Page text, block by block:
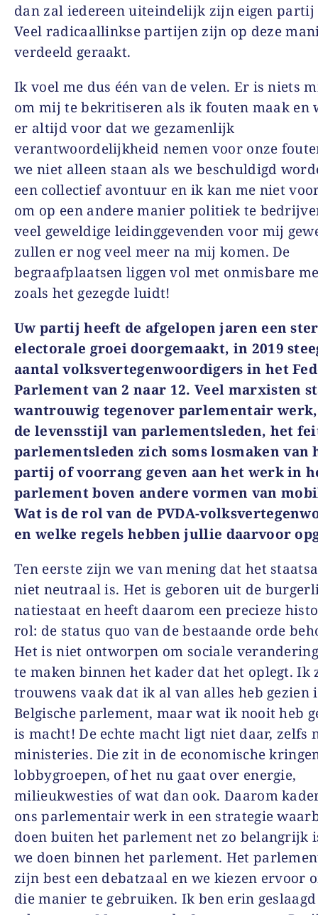
dan zal iedereen uiteindelijk zijn eigen partij
Veel radicaallinkse partijen zijn op deze
verdeeld geraakt.
Ik voel me dus één van de velen. Er is niets
om mij te bekritiseren als ik fouten maak en
er altijd voor dat we gezamenlijk
verantwoordelijkheid nemen voor onze
we niet alleen staan als we beschuldigd
een collectief avontuur en ik kan me niet
om op een andere manier politiek te
veel geweldige leidinggevenden voor mij
zullen er nog veel meer na mij komen. De
begraafplaatsen liggen vol met onmisbare
zoals het gezegde luidt!
Uw partij heeft de afgelopen jaren een
electorale groei doorgemaakt, in 2019
aantal volksvertegenwoordigers in het
Parlement van 2 naar 12. Veel marxisten
wantrouwig tegenover parlementair
de levensstijl van parlementsleden, het
parlementsleden zich soms losmaken van
partij of voorrang geven aan het werk in
parlement boven andere vormen van
Wat is de rol van de PVDA-
en welke regels hebben jullie daarvoor
Ten eerste zijn we van mening dat het
niet neutraal is. Het is geboren uit de
natiestaat en heeft daarom een precieze
rol: de status quo van de bestaande orde
Het is niet ontworpen om sociale
te maken binnen het kader dat het oplegt. Ik
trouwens vaak dat ik al van alles heb gezien
Belgische parlement, maar wat ik nooit heb
is macht! De echte macht ligt niet daar, zelfs
ministeries. Die zit in de economische
lobbygroepen, of het nu gaat over energie,
milieukwesties of wat dan ook. Daarom
ons parlementair werk in een strategie
doen buiten het parlement net zo belangrijk
we doen binnen het parlement. Het
zijn best een debatzaal en we kiezen ervoor
die manier te gebruiken. Ik ben erin